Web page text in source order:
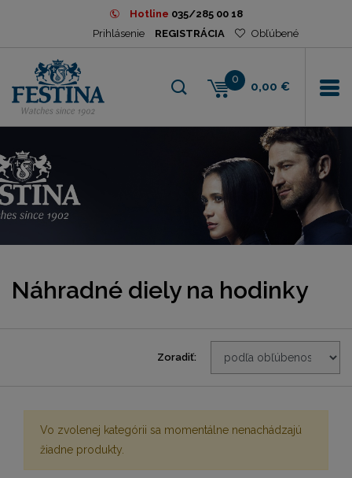
Hotline 035/285 00 18
Prihlásenie
REGISTRÁCIA Obľúbené
0
0,00 €
Náhradné diely na hodinky
Zoradiť:
Vo zvolenej kategórii sa momentálne nenachádzajú
žiadne produkty.